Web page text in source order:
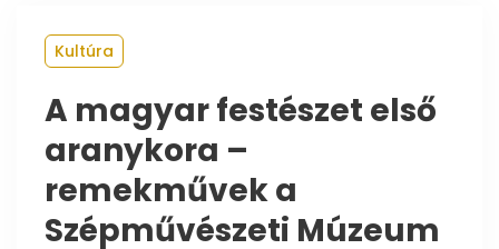
Kultúra
A magyar festészet első
aranykora –
remekművek a
Szépművészeti Múzeum